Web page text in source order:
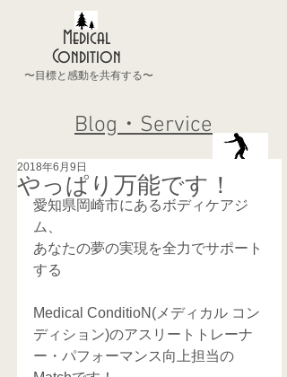
Medical
Condition
〜目標と感動を共有する〜
Blog・Service
やっぱり万能です！
2018年6月9日
愛知県岡崎市にあるボディケアジ
ム、
あなたの夢の実現を全力でサポート
する
Medical ConditioN(メディカル コン
ディション)のアスリートトレーナ
ー・パフォーマンス向上担当の